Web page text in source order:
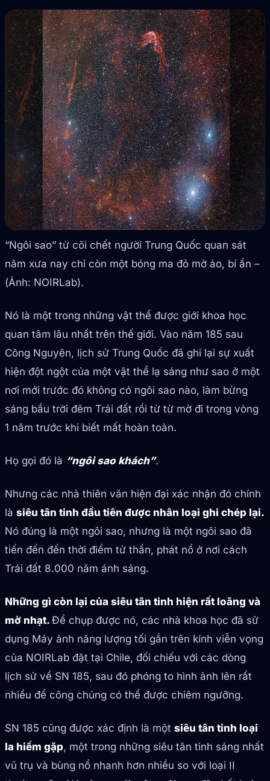
“Ngôi sao” từ cõi chết người Trung Quốc quan sát
năm xưa nay chỉ còn một bóng ma đỏ mờ ảo, bí ẩn –
(Ảnh: NOIRLab).
Nó là một trong những vật thể được giới khoa học
quan tâm lâu nhất trên thế giới. Vào năm 185 sau
Công Nguyên, lịch sử Trung Quốc đã ghi lại sự xuất
hiện đột ngột của một vật thể lạ sáng như sao ở một
nơi mới trước đó không có ngôi sao nào, làm bừng
sáng bầu trời đêm Trái đất rồi từ từ mờ đi trong vòng
1 năm trước khi biết mất hoàn toàn.
Họ gọi đó là “ngôi sao khách”.
Nhưng các nhà thiên văn hiện đại xác nhận đó chính
là siêu tân tinh đầu tiên được nhân loại ghi chép lại.
Nó đúng là một ngôi sao, nhưng là một ngôi sao đã
tiến đến đến thời điểm tử thần, phát nổ ở nơi cách
Trái đất 8.000 năm ánh sáng.
Những gì còn lại của siêu tân tinh hiện rất loãng và
mờ nhạt. Để chụp được nó, các nhà khoa học đã sử
dụng Máy ảnh năng lượng tối gắn trên kính viễn vọng
của NOIRLab đặt tại Chile, đối chiếu với các dòng
lịch sử về SN 185, sau đó phóng to hình ảnh lên rất
nhiều để công chúng có thể được chiêm ngưỡng.
SN 185 cũng được xác định là một siêu tân tinh loại
Ia hiếm gặp, một trong những siêu tân tinh sáng nhất
vũ trụ và bùng nổ nhanh hơn nhiều so với loại II